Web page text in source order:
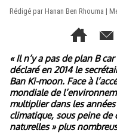
Rédigé par Hanan Ben Rhouma |
« Il n’y a pas de plan B
déclaré en 2014 le
Ban Ki-moon. Face à
mondiale de
multiplier dans les
climatique, sous peine de
naturelles » plus